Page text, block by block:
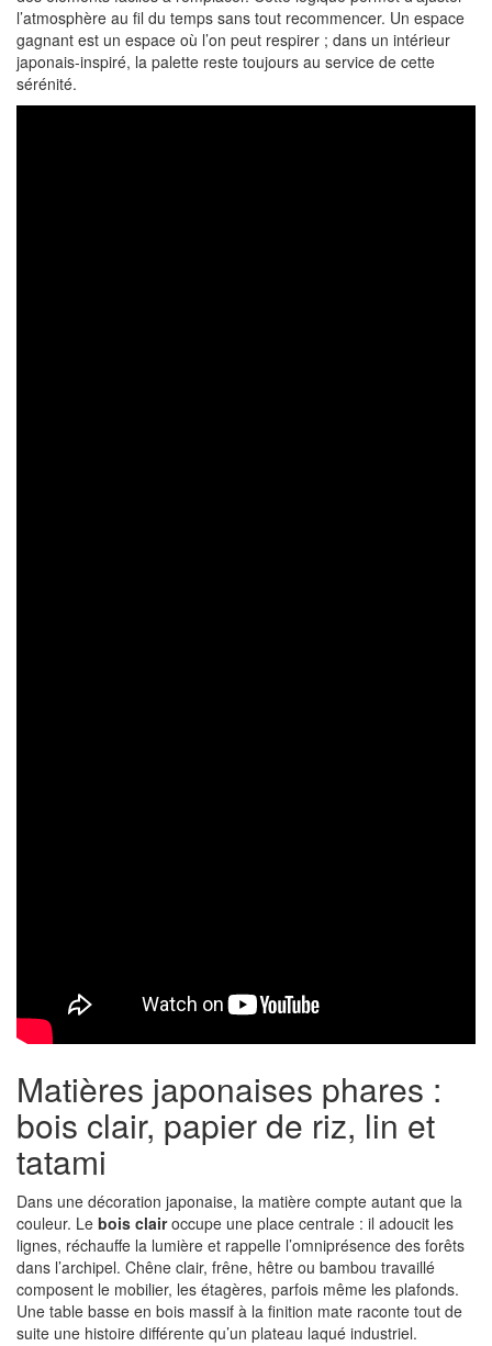
l’atmosphère au fil du temps sans tout recommencer. Un espace
gagnant est un espace où l’on peut respirer ; dans un intérieur
japonais-inspiré, la palette reste toujours au service de cette
sérénité.
Matières japonaises phares :
bois clair, papier de riz, lin et
tatami
Dans une décoration japonaise, la matière compte autant que la
couleur. Le bois clairoccupe une place centrale : il adoucit les
lignes, réchauffe la lumière et rappelle l’omniprésence des forêts
dans l’archipel. Chêne clair, frêne, hêtre ou bambou travaillé
composent le mobilier, les étagères, parfois même les plafonds.
Une table basse en bois massif à la finition mate raconte tout de
suite une histoire différente qu’un plateau laqué industriel.